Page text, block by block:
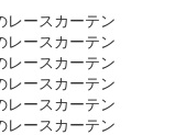
レースカーテン
レースカーテン
レースカーテン
レースカーテン
レースカーテン
レースカーテン